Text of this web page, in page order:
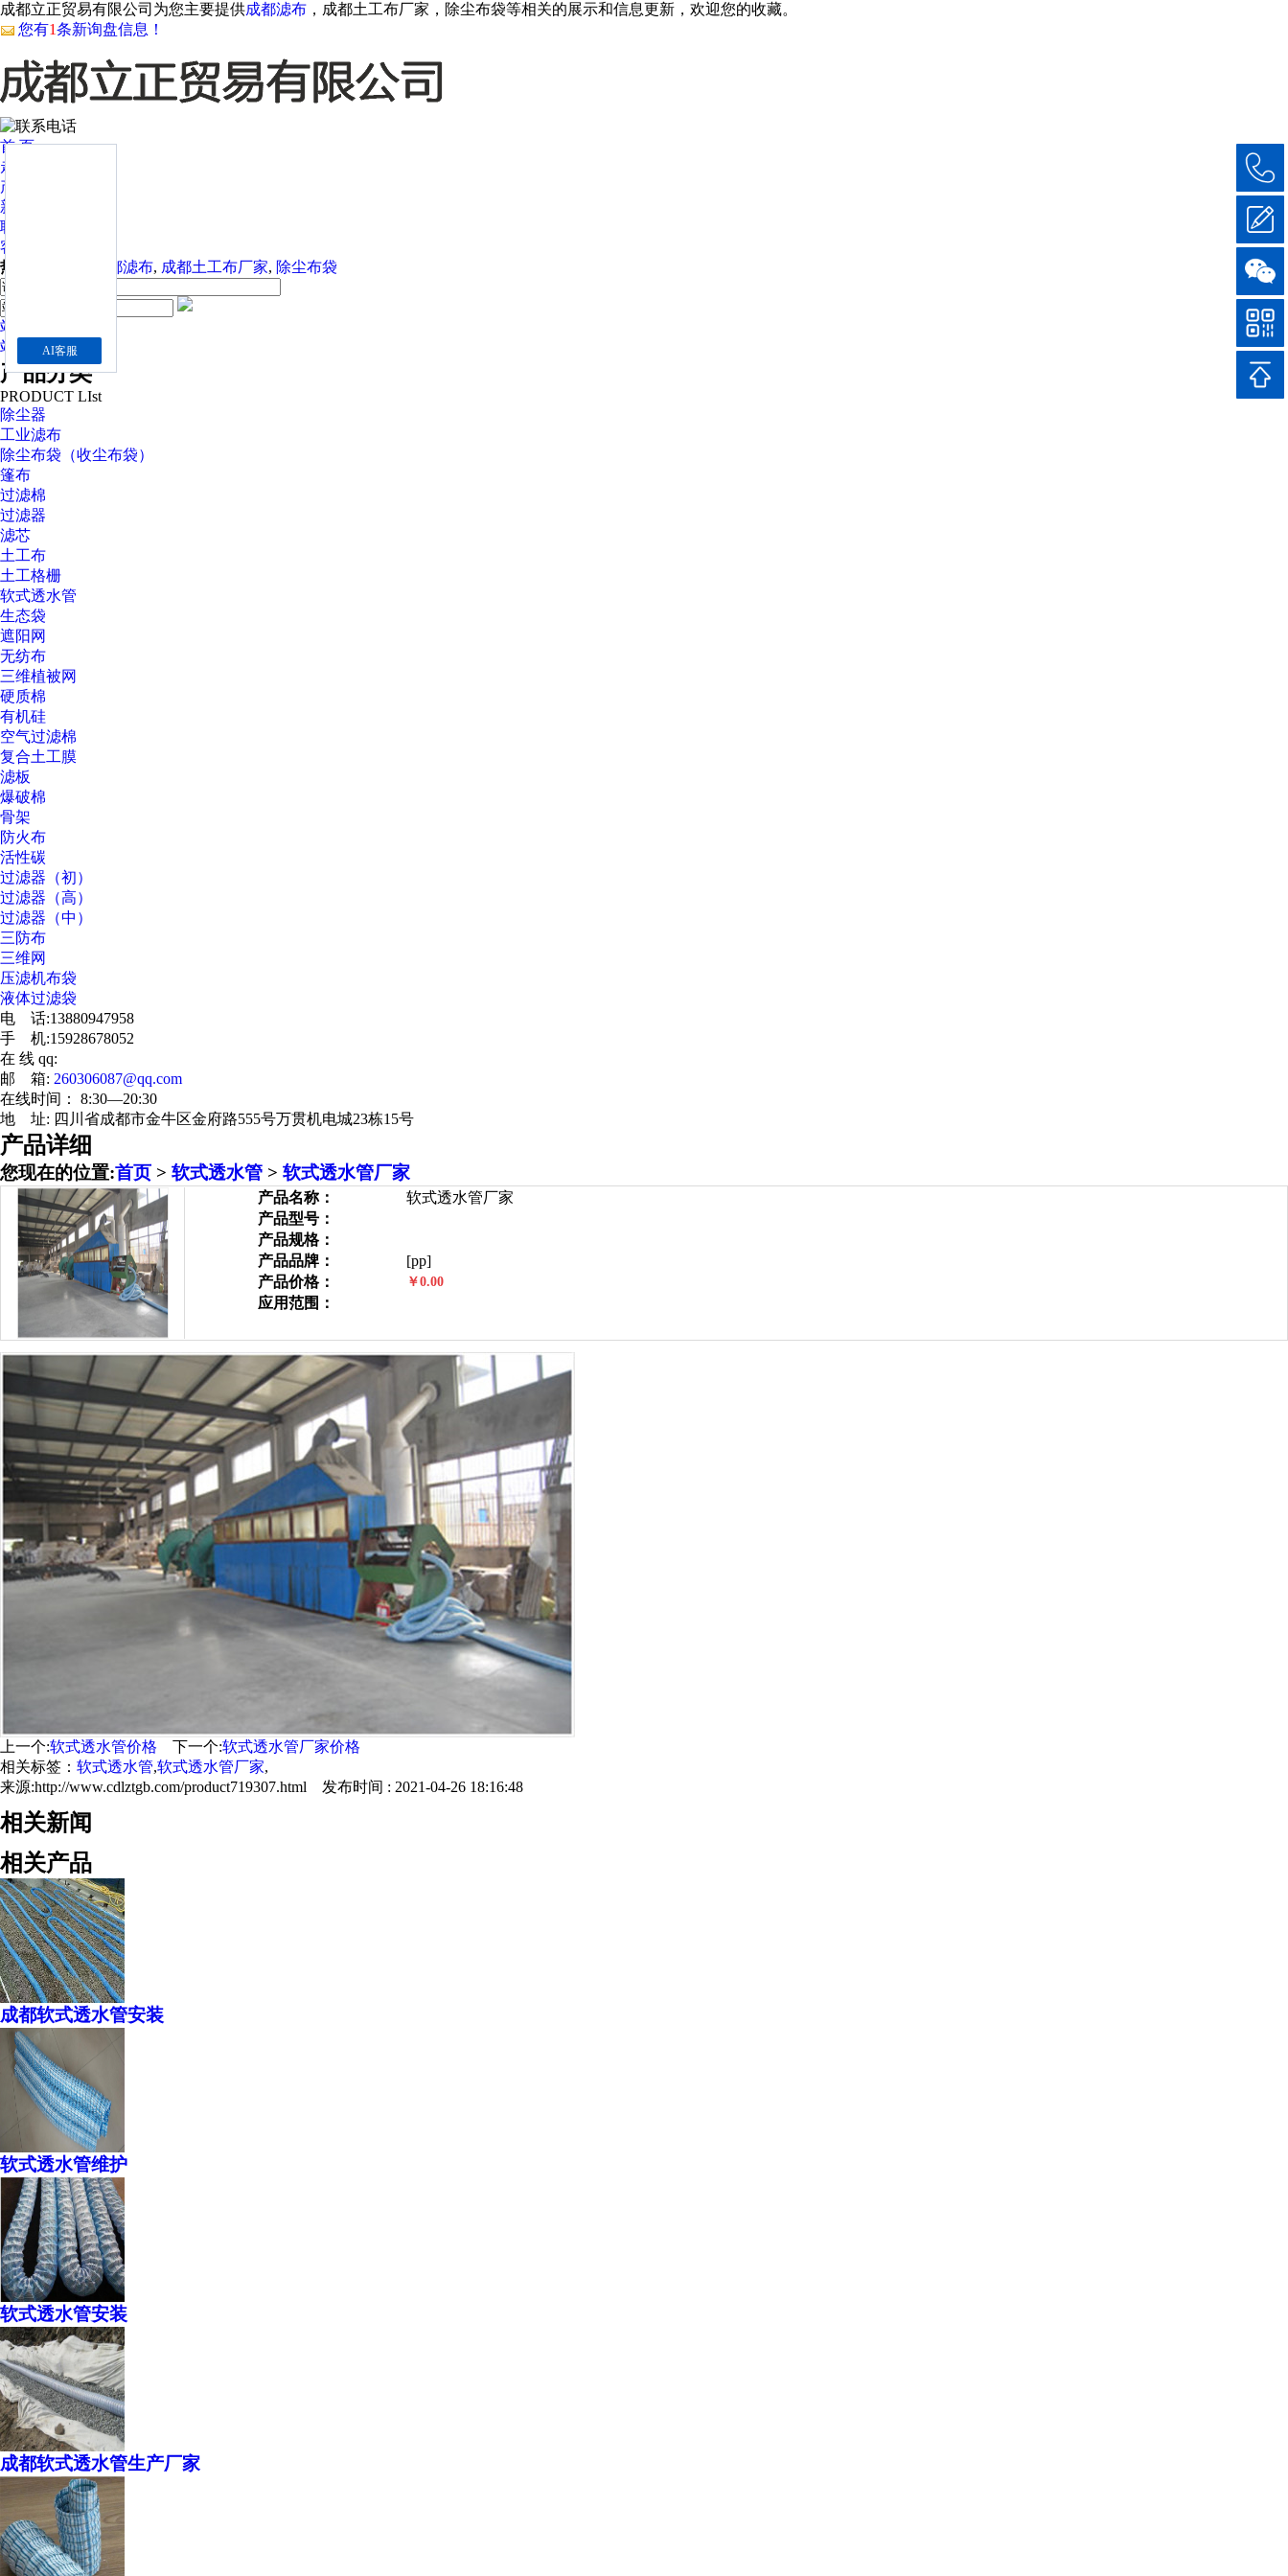
成都立正贸易有限公司为您主要提供成都滤布 ，成都土工布厂家，除尘布袋等相关的展示和信息更新，欢迎您的收藏。
您有1条新询盘信息！
首 页
走近我们
产品中心
新闻资讯
联系我们
客户案例
热门关键词：
成都滤布, 成都土工布厂家, 除尘布袋
站内
站外
产品分类
PRODUCT LIst
除尘器
工业滤布
除尘布袋（收尘布袋）
篷布
过滤棉
过滤器
滤芯
土工布
土工格栅
软式透水管
生态袋
遮阳网
无纺布
三维植被网
硬质棉
有机硅
空气过滤棉
复合土工膜
滤板
爆破棉
骨架
防火布
活性碳
过滤器（初）
过滤器（高）
过滤器（中）
三防布
三维网
压滤机布袋
液体过滤袋
电 话:13880947958
手 机:15928678052
在 线 qq:
邮 箱: 260306087@qq.com
在线时间： 8:30—20:30
地 址: 四川省成都市金牛区金府路555号万贯机电城23栋15号
产品详细
您现在的位置:首页 > 软式透水管 > 软式透水管厂家
产品名称：
软式透水管厂家
产品型号：
产品规格：
产品品牌：
[pp]
产品价格：
￥0.00
应用范围：
上一个:软式透水管价格 下一个:软式透水管厂家价格
相关标签： 软式透水管,软式透水管厂家,
来源:http://www.cdlztgb.com/product719307.html 发布时间 : 2021-04-26 18:16:48
相关新闻
相关产品
成都软式透水管安装
软式透水管维护
软式透水管安装
成都软式透水管生产厂家
AI客服